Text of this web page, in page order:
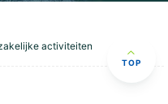
activiteiten
TOP